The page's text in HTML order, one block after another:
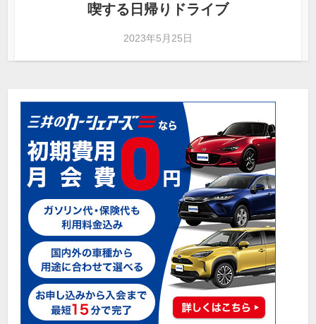
喫する日帰りドライブ
2023年5月25日